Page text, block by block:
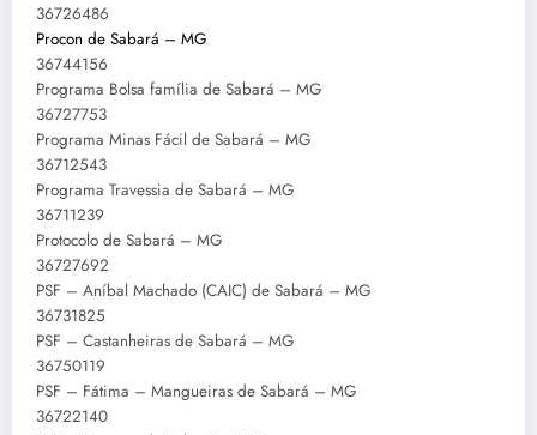
36726486
Procon de Sabará – MG
36744156
Programa Bolsa família de Sabará – MG
36727753
Programa Minas Fácil de Sabará – MG
36712543
Programa Travessia de Sabará – MG
36711239
Protocolo de Sabará – MG
36727692
PSF – Aníbal Machado (CAIC) de Sabará – MG
36731825
PSF – Castanheiras de Sabará – MG
36750119
PSF – Fátima – Mangueiras de Sabará – MG
36722140